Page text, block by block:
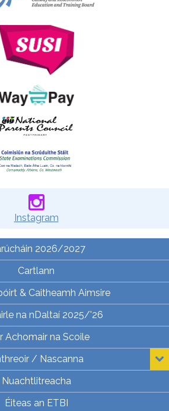
Instagram
2026/2027
Cartlann
& Caitheamh Aimsire
na nDaltaí 2025/'26
Achomair na Scoile
/ Nascanna
Nuachtlitreacha
Éiteas an ETBI